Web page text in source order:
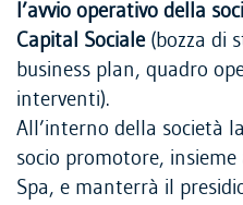
l’avvio operativo della
Capital Sociale(bozza di
business plan, quadro
interventi).
All’interno della società
socio promotore, insieme
Spa, e manterrà il